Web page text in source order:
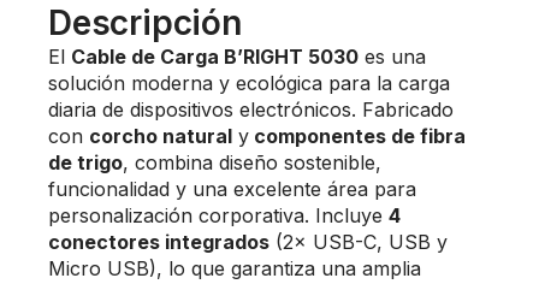
Descripción
El Cable de Carga B’RIGHT 5030 es una
solución moderna y ecológica para la carga
diaria de dispositivos electrónicos. Fabricado
con corcho natural y componentes de fibra
de trigo, combina diseño sostenible,
funcionalidad y una excelente área para
personalización corporativa. Incluye 4
conectores integrados (2× USB-C, USB y
Micro USB), lo que garantiza una amplia